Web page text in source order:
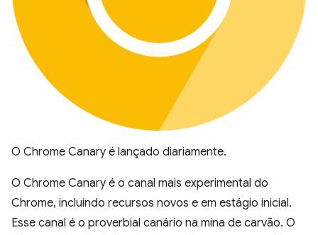
O Chrome Canary é lançado diariamente.
O Chrome Canary é o canal mais experimental do
Chrome, incluindo recursos novos e em estágio inicial.
Esse canal é o proverbial canário na mina de carvão. O